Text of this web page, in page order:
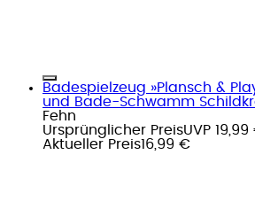
Badespielzeug »Plansch &
und Bade-Schwamm
Fehn
Ursprünglicher PreisUVP
Aktueller Preis16,99 €